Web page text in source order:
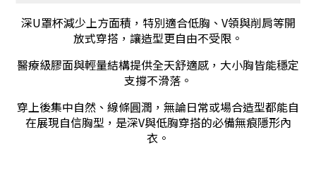
深U罩杯減少上方面積，特別適合低胸、V領與削肩等開
放式穿搭，讓造型更自由不受限。
醫療級膠面與輕量結構提供全天舒適感，大小胸皆能穩定
支撐不滑落。
穿上後集中自然、線條圓潤，無論日常或場合造型都能自
在展現自信胸型，是深V與低胸穿搭的必備無痕隱形內
衣。